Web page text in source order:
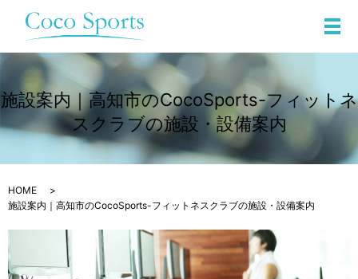
メ
施設案内｜高知市のCocoSports-フィットネ
スクラブの施設・設備案内
HOME
施設案内｜高知市のCocoSports-フィットネスクラブの施設・設備案内